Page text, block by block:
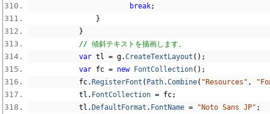
break;
}
}
// 傾斜テキストを描画します。
var tl = g.CreateTextLayout ();
var fc = new FontCollection();
            fc
. RegisterFont ( Path.Combine( "Resources" ,
            tl
. FontCollection = fc;
            tl
. DefaultFormat . FontName = "Noto Sans JP" ;